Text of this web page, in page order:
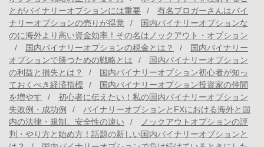
とがバイナリーオプションには重要
有名ブロガーさんはバイ
ナリーオプションの売りが得意
国内バイナリーオプションな
のに海外より高い資金効率！その名はノックアウト・オプション
国内バイナリーオプションの税金とは？
国内バイナリー
オプションで勝つための戦略とは
国内バイナリーオプション
の利益と損失とは？
国内バイナリーオプション初心者が知っ
ておくべき経済指標
国内バイナリーオプション投資家の仲間
を増やす
初心者に伝えたい！私の国内バイナリーオプション
失敗例・成功例
バイナリーオプションとFXにおける海外と国
内の法律・規制、安全性の違い
ノックアウトオプションの評
判・やり方と始め方！話題の新しい国内バイナリーオプションと